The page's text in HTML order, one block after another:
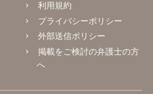
利用規約
プライバシーポリシー
外部送信ポリシー
掲載をご検討の弁護士の方
へ